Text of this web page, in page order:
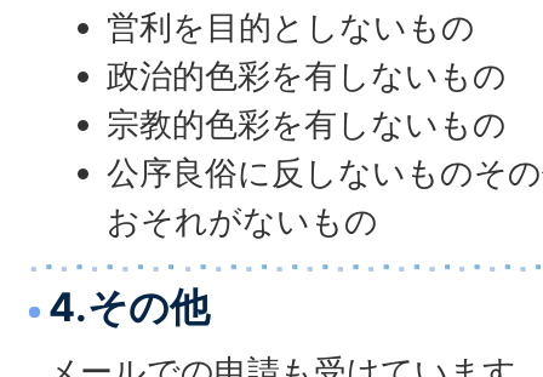
営利を目的としないもの
政治的色彩を有しないもの
宗教的色彩を有しないもの
公序良俗に反しないものそ
おそれがないもの
4.その他